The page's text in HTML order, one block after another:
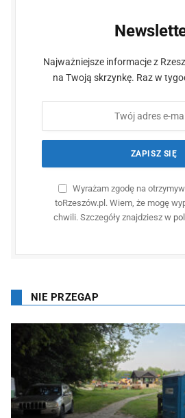
Najważniejsze informacje z
na Twoją skrzynkę. Raz w
Wyrażam zgodę na
toRzeszów.pl. Wiem, że mogę
chwili. Szczegóły znajdziesz w
NIE PRZEGAP